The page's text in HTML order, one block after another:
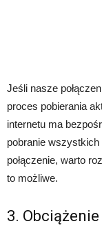
Jeśli nasze
proces pobierania
internetu ma
pobranie
połączenie, warto
to możliwe.
3.